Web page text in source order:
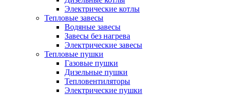
Электрические котлы
Тепловые завесы
Водяные завесы
Завесы без нагрева
Электрические завесы
Тепловые пушки
Газовые пушки
Дизельные пушки
Тепловентиляторы
Электрические пушки